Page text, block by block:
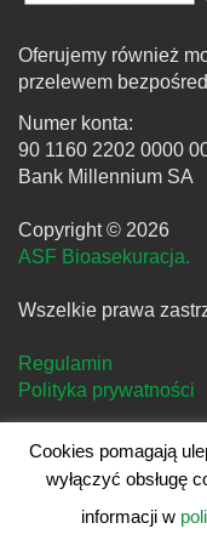
Oferujemy również
przelewem
Numer konta:
90 1160 2202 0000
Bank Millennium SA
Copyright © 2026
ASF Bioasekuracja.
Wszelkie prawa
Regulamin
Polityka prywatności
Projekt i realizacjaclivio.pl
Cookies pomagają
wyłączyć obsługę
informacji w